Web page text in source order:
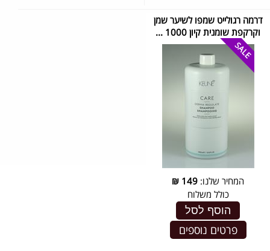
דרמה רגולייט שמפו לשיער שמן
וקרקפת שומנית קיון 1000 ...
המחיר שלנו: 149
₪
כולל משלוח
הוסף לסל
פרטים נוספים